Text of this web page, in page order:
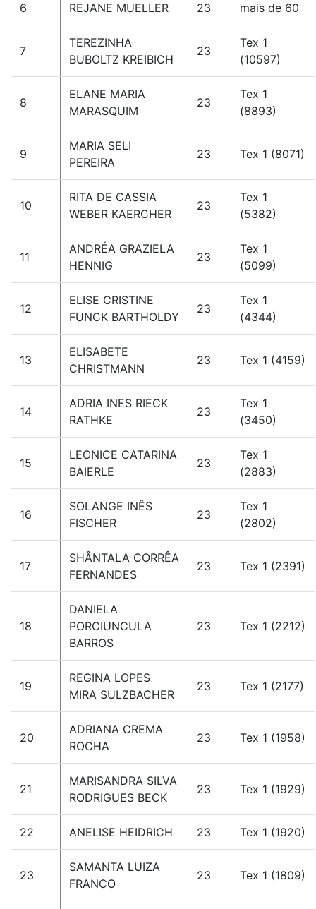
6 REJANE MUELLER 23 mais de 60
7
TEREZINHA
BUBOLTZ KREIBICH
23
Tex 1
(10597)
8
ELANE MARIA
MARASQUIM
23
Tex 1
(8893)
9
MARIA SELI
PEREIRA
23 Tex 1 (8071)
10
RITA DE CASSIA
WEBER KAERCHER
23
Tex 1
(5382)
11
ANDRÉA GRAZIELA
HENNIG
23
Tex 1
(5099)
12
ELISE CRISTINE
FUNCK BARTHOLDY
23
Tex 1
(4344)
13
ELISABETE
CHRISTMANN
23 Tex 1 (4159)
14
ADRIA INES RIECK
RATHKE
23
Tex 1
(3450)
15
LEONICE CATARINA
BAIERLE
23
Tex 1
(2883)
16
SOLANGE INÊS
FISCHER
23
Tex 1
(2802)
17
SHÂNTALA CORRÊA
FERNANDES
23 Tex 1 (2391)
18
DANIELA
PORCIUNCULA
BARROS
23 Tex 1 (2212)
19
REGINA LOPES
MIRA SULZBACHER
23 Tex 1 (2177)
20
ADRIANA CREMA
ROCHA
23 Tex 1 (1958)
21
MARISANDRA SILVA
RODRIGUES BECK
23 Tex 1 (1929)
22 ANELISE HEIDRICH 23 Tex 1 (1920)
23
SAMANTA LUIZA
FRANCO
23 Tex 1 (1809)